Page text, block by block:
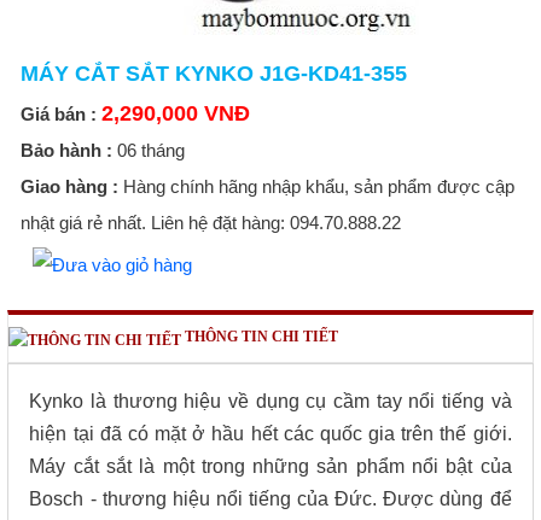
MÁY CẮT SẮT KYNKO J1G-KD41-355
Giá bán : 2,290,000 VNĐ
Bảo hành : 06 tháng
Giao hàng : Hàng chính hãng nhập khẩu, sản phẩm được cập
nhật giá rẻ nhất. Liên hệ đặt hàng: 094.70.888.22
THÔNG TIN CHI TIẾT
Kynko là thương hiệu về dụng cụ cầm tay nổi tiếng và
hiện tại đã có mặt ở hầu hết các quốc gia trên thế giới.
Máy cắt sắt là một trong những sản phẩm nổi bật của
Bosch - thương hiệu nổi tiếng của Đức. Được dùng để